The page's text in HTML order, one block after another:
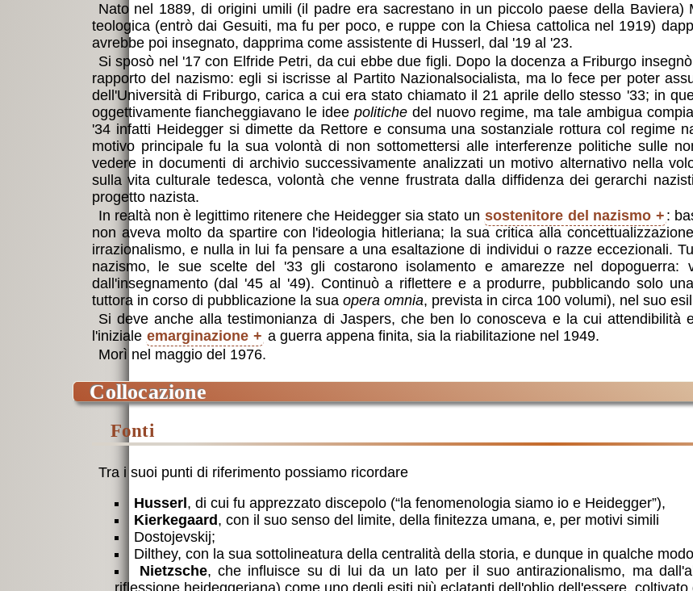
Nato nel 1889, di origini umili (il padre era sacrestano in un piccolo paese della Baviera)
teologica (entrò dai Gesuiti, ma fu per poco, e ruppe con la Chiesa cattolica nel 1919)
avrebbe poi insegnato, dapprima come assistente di Husserl, dal '19 al '23.
Si sposò nel '17 con Elfride Petri, da cui ebbe due figli. Dopo la docenza a Friburgo
rapporto del nazismo: egli si iscrisse al Partito Nazionalsocialista, ma lo fece per poter
dell'Università di Friburgo, carica a cui era stato chiamato il 21 aprile dello stesso '33; in
oggettivamente fiancheggiavano le idee politichedel nuovo regime, ma tale ambigua
'34 infatti Heidegger si dimette da Rettore e consuma una sostanziale rottura col regime
motivo principale fu la sua volontà di non sottomettersi alle interferenze politiche sulle
vedere in documenti di archivio successivamente analizzati un motivo alternativo nella
sulla vita culturale tedesca, volontà che venne frustrata dalla diffidenza dei gerarchi
progetto nazista.
In realtà non è legittimo ritenere che Heidegger sia stato un sostenitore del nazismo
:
non aveva molto da spartire con l'ideologia hitleriana; la sua critica alla
irrazionalismo, e nulla in lui fa pensare a una esaltazione di individui o razze eccezionali.
nazismo, le sue scelte del '33 gli costarono isolamento e amarezze nel dopoguerra:
dall'insegnamento (dal '45 al '49). Continuò a riflettere e a produrre, pubblicando solo
tuttora in corso di pubblicazione la sua opera omnia, prevista in circa 100 volumi), nel suo
Si deve anche alla testimonianza di Jaspers, che ben lo conosceva e la cui attendibilità
l'iniziale emarginazione
a guerra appena finita, sia la riabilitazione nel 1949.
Morì nel maggio del 1976.
collocazione
fonti
Tra i suoi punti di riferimento possiamo ricordare
Husserl , di cui fu apprezzato discepolo (“la fenomenologia siamo io e Heidegger”),
Kierkegaard , con il suo senso del limite, della finitezza umana, e, per motivi simili
Dostojevskij;
Dilthey, con la sua sottolineatura della centralità della storia, e dunque in qualche
Nietzsche, che influisce su di lui da un lato per il suo antirazionalismo, ma